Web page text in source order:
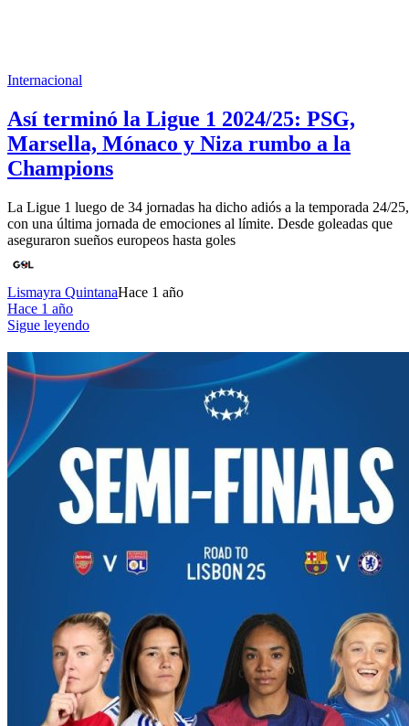
Internacional
Así terminó la Ligue 1 2024/25: PSG,
Marsella, Mónaco y Niza rumbo a la
Champions
La Ligue 1 luego de 34 jornadas ha dicho adiós a la temporada 24/25,
con una última jornada de emociones al límite. Desde goleadas que
aseguraron sueños europeos hasta goles
Lismayra QuintanaHace 1 año
Hace 1 año
Sigue leyendo